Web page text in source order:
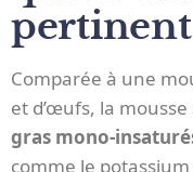
pertinent
Comparée à une
et d’œufs, la mousse
gras mono-
comme le